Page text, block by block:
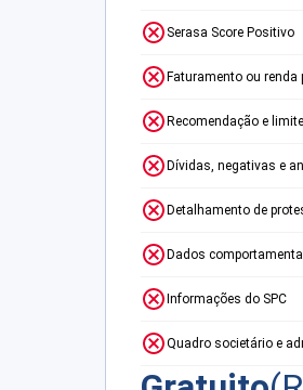
Serasa Score Positivo
Faturamento ou renda
Recomendação e
Dívidas, negativas e
Detalhamento de
Dados
Informações do SPC
Quadro societário e